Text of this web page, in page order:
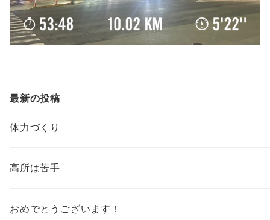
最新の投稿
体力づくり
高所は苦手
おめでとうございます！